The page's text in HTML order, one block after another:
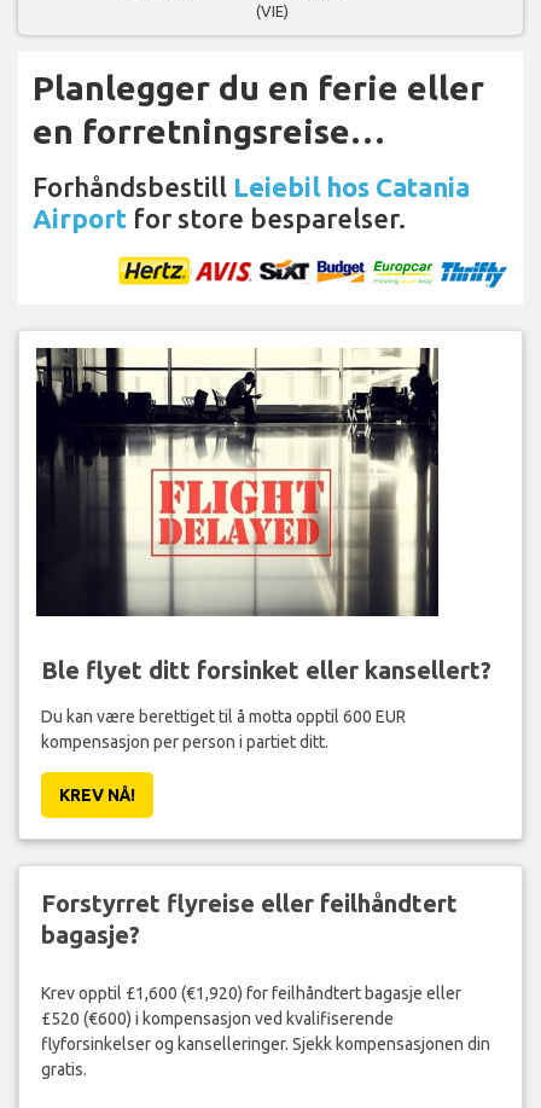
(VIE)
Planlegger du en ferie eller
en forretningsreise…
Forhåndsbestill Leiebil hos Catania
Airport for store besparelser.
Ble flyet ditt forsinket eller kansellert?
Du kan være berettiget til å motta opptil 600 EUR
kompensasjon per person i partiet ditt.
KREV NÅ!
Forstyrret flyreise eller feilhåndtert
bagasje?
Krev opptil £1,600 (€1,920) for feilhåndtert bagasje eller
£520 (€600) i kompensasjon ved kvalifiserende
flyforsinkelser og kanselleringer. Sjekk kompensasjonen din
gratis.